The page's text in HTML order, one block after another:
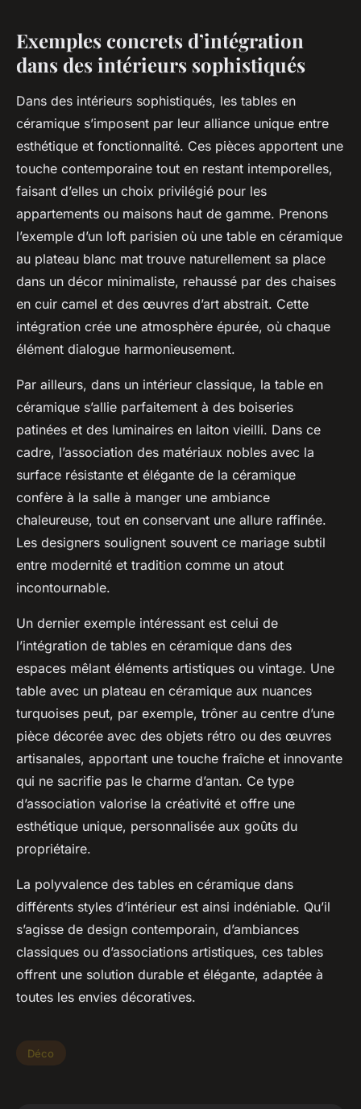
Exemples concrets d’intégration
dans des intérieurs sophistiqués
Dans des intérieurs sophistiqués, les tables en
céramique s’imposent par leur alliance unique entre
esthétique et fonctionnalité. Ces pièces apportent une
touche contemporaine tout en restant intemporelles,
faisant d’elles un choix privilégié pour les
appartements ou maisons haut de gamme. Prenons
l’exemple d’un loft parisien où une table en céramique
au plateau blanc mat trouve naturellement sa place
dans un décor minimaliste, rehaussé par des chaises
en cuir camel et des œuvres d’art abstrait. Cette
intégration crée une atmosphère épurée, où chaque
élément dialogue harmonieusement.
Par ailleurs, dans un intérieur classique, la table en
céramique s’allie parfaitement à des boiseries
patinées et des luminaires en laiton vieilli. Dans ce
cadre, l’association des matériaux nobles avec la
surface résistante et élégante de la céramique
confère à la salle à manger une ambiance
chaleureuse, tout en conservant une allure raffinée.
Les designers soulignent souvent ce mariage subtil
entre modernité et tradition comme un atout
incontournable.
Un dernier exemple intéressant est celui de
l’intégration de tables en céramique dans des
espaces mêlant éléments artistiques ou vintage. Une
table avec un plateau en céramique aux nuances
turquoises peut, par exemple, trôner au centre d’une
pièce décorée avec des objets rétro ou des œuvres
artisanales, apportant une touche fraîche et innovante
qui ne sacrifie pas le charme d’antan. Ce type
d’association valorise la créativité et offre une
esthétique unique, personnalisée aux goûts du
propriétaire.
La polyvalence des tables en céramique dans
différents styles d’intérieur est ainsi indéniable. Qu’il
s’agisse de design contemporain, d’ambiances
classiques ou d’associations artistiques, ces tables
offrent une solution durable et élégante, adaptée à
toutes les envies décoratives.
Déco